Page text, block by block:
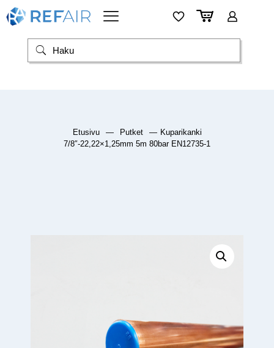
Etusivu — Putket — Kuparikanki
7/8″-22,22×1,25mm 5m 80bar EN12735-1